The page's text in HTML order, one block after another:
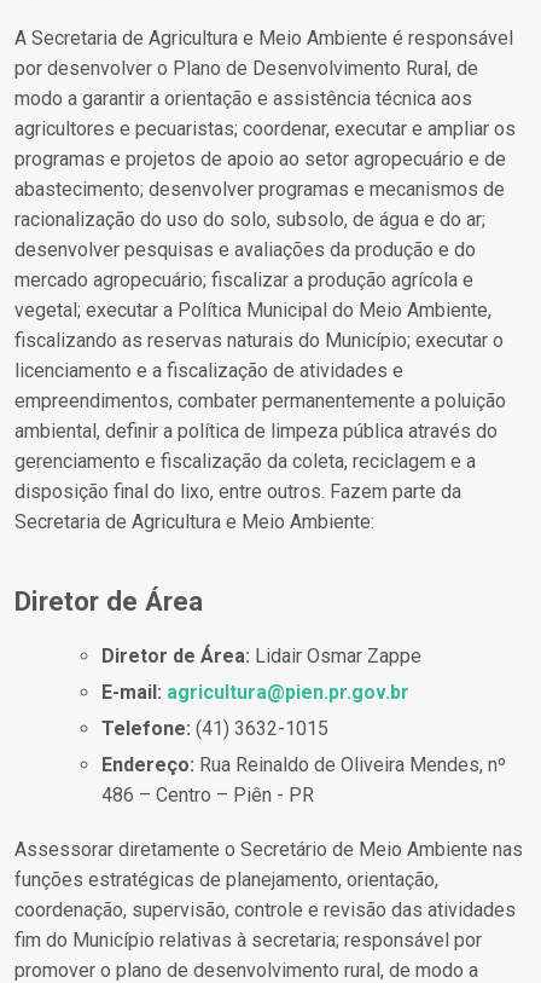
A Secretaria de Agricultura e Meio Ambiente é responsável
por desenvolver o Plano de Desenvolvimento Rural, de
modo a garantir a orientação e assistência técnica aos
agricultores e pecuaristas; coordenar, executar e ampliar os
programas e projetos de apoio ao setor agropecuário e de
abastecimento; desenvolver programas e mecanismos de
racionalização do uso do solo, subsolo, de água e do ar;
desenvolver pesquisas e avaliações da produção e do
mercado agropecuário; fiscalizar a produção agrícola e
vegetal; executar a Política Municipal do Meio Ambiente,
fiscalizando as reservas naturais do Município; executar o
licenciamento e a fiscalização de atividades e
empreendimentos, combater permanentemente a poluição
ambiental, definir a política de limpeza pública através do
gerenciamento e fiscalização da coleta, reciclagem e a
disposição final do lixo, entre outros. Fazem parte da
Secretaria de Agricultura e Meio Ambiente:
Diretor de Área
Diretor de Área: Lidair Osmar Zappe
E-mail: agricultura@pien.pr.gov.br
Telefone: (41) 3632-1015
Endereço: Rua Reinaldo de Oliveira Mendes, nº
486 – Centro – Piên - PR
Assessorar diretamente o Secretário de Meio Ambiente nas
funções estratégicas de planejamento, orientação,
coordenação, supervisão, controle e revisão das atividades
fim do Município relativas à secretaria; responsável por
promover o plano de desenvolvimento rural, de modo a